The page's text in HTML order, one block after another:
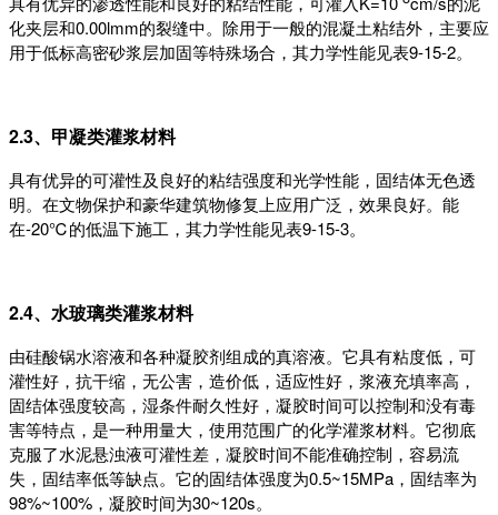
化夹层和0.00lmm的裂缝中。除用于一般的混凝土粘结外，主要应
用于低标高密砂浆层加固等特殊场合，其力学性能见表9-15-2。
2.3、甲凝类灌浆材料
具有优异的可灌性及良好的粘结强度和光学性能，固结体无色透
明。在文物保护和豪华建筑物修复上应用广泛，效果良好。能
在-20℃的低温下施工，其力学性能见表9-15-3。
2.4、水玻璃类灌浆材料
由硅酸锅水溶液和各种凝胶剂组成的真溶液。它具有粘度低，可
灌性好，抗干缩，无公害，造价低，适应性好，浆液充填率高，
固结体强度较高，湿条件耐久性好，凝胶时间可以控制和没有毒
害等特点，是一种用量大，使用范围广的化学灌浆材料。它彻底
克服了水泥悬浊液可灌性差，凝胶时间不能准确控制，容易流
失，固结率低等缺点。它的固结体强度为0.5~15MPa，固结率为
98%~100%，凝胶时间为30~120s。